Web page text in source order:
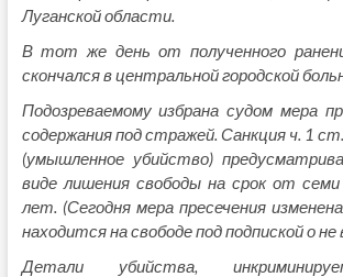
Луганской области.
В тот же день от полученного
скончался в центральной городской
Подозреваемому избрана судом мера
содержания под стражей. Санкция ч. 1
(умышленное убийство)
виде лишения свободы на срок от
лет. (Сегодня мера пресечения
находится на свободе под подпиской о не
Детали убийства,